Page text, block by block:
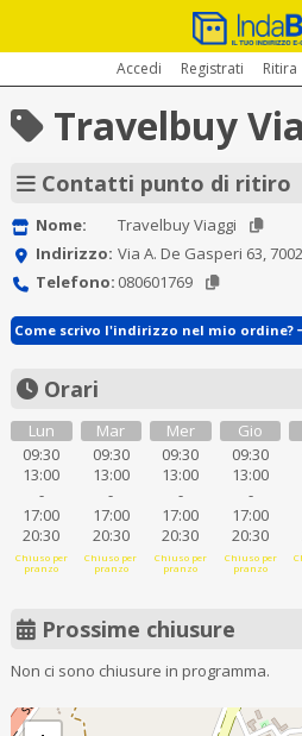
Accedi Registrati Ritira
Travelbuy
Contatti punto di ritiro
Nome:
Travelbuy Viaggi
Indirizzo: Via A. De Gasperi 63,
Telefono: 080601769
Come scrivo l'indirizzo nel mio ordine?
Orari
Lun
09:30
13:00
-
17:00
20:30
Chiuso per
pranzo
Mar
09:30
13:00
-
17:00
20:30
Chiuso per
pranzo
Mer
09:30
13:00
-
17:00
20:30
Chiuso per
pranzo
Gio
09:30
13:00
-
17:00
20:30
Chiuso per
pranzo
Prossime chiusure
Non ci sono chiusure in programma.